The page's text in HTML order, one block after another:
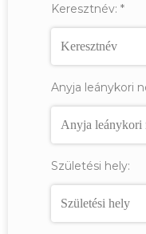
Keresztnév: *
Anyja leánykori
Születési hely: